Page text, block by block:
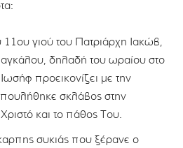
γιού του Πατριάρχη Ιακώβ,
δηλαδή του ωραίου στο
προεικονίζει με την
σκλάβος στην
Χριστό και το πάθος Του.
συκιάς που ξέρανε ο